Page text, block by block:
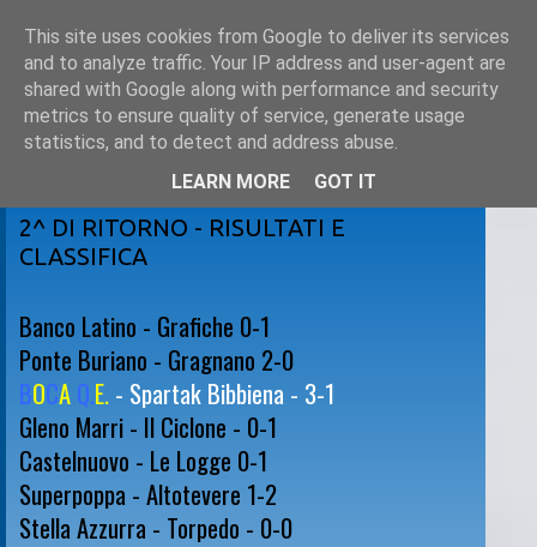
sabato 29 gennaio 2011
2^ DI RITORNO - RISULTATI E
CLASSIFICA
Banco Latino - Grafiche 0-1
Ponte Buriano - Gragnano 2-0
BOCA Q.E. - Spartak Bibbiena - 3-1
Gleno Marri - Il Ciclone - 0-1
Castelnuovo - Le Logge 0-1
Superpoppa - Altotevere 1-2
Stella Azzurra - Torpedo - 0-0
This site uses cookies from Google to deliver its services
and to analyze traffic. Your IP address and user-agent are
shared with Google along with performance and security
metrics to ensure quality of service, generate usage
statistics, and to detect and address abuse.
LEARN MORE
GOT IT